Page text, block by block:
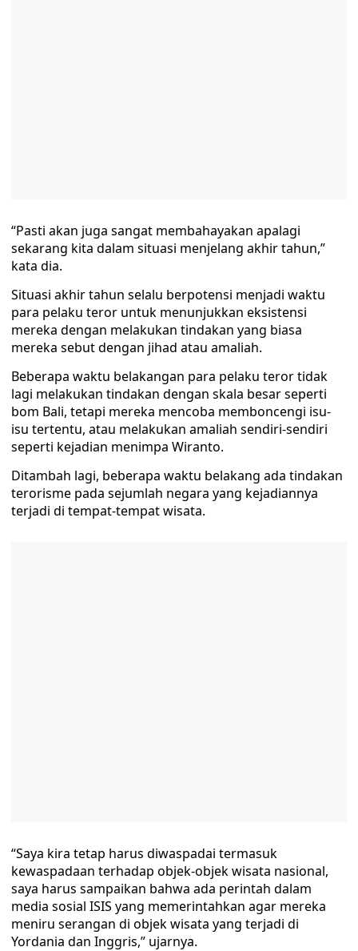
“Pasti akan juga sangat membahayakan apalagi
sekarang kita dalam situasi menjelang akhir tahun,”
kata dia.
Situasi akhir tahun selalu berpotensi menjadi waktu
para pelaku teror untuk menunjukkan eksistensi
mereka dengan melakukan tindakan yang biasa
mereka sebut dengan jihad atau amaliah.
Beberapa waktu belakangan para pelaku teror tidak
lagi melakukan tindakan dengan skala besar seperti
bom Bali, tetapi mereka mencoba memboncengi isu-
isu tertentu, atau melakukan amaliah sendiri-sendiri
seperti kejadian menimpa Wiranto.
Ditambah lagi, beberapa waktu belakang ada tindakan
terorisme pada sejumlah negara yang kejadiannya
terjadi di tempat-tempat wisata.
“Saya kira tetap harus diwaspadai termasuk
kewaspadaan terhadap objek-objek wisata nasional,
saya harus sampaikan bahwa ada perintah dalam
media sosial ISIS yang memerintahkan agar mereka
meniru serangan di objek wisata yang terjadi di
Yordania dan Inggris,” ujarnya.